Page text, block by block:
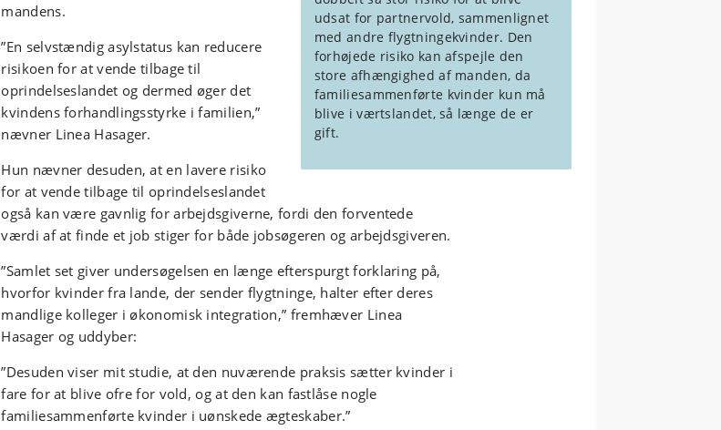
udsat for partnervold, sammenlignet
med andre flygtningekvinder. Den
forhøjede risiko kan afspejle den
store afhængighed af manden, da
familiesammenførte kvinder kun må
blive i værtslandet, så længe de er
gift.
mandens.
”En selvstændig asylstatus kan reducere
risikoen for at vende tilbage til
oprindelseslandet og dermed øger det
kvindens forhandlingsstyrke i familien,”
nævner Linea Hasager.
Hun nævner desuden, at en lavere risiko
for at vende tilbage til oprindelseslandet
også kan være gavnlig for arbejdsgiverne, fordi den forventede
værdi af at finde et job stiger for både jobsøgeren og arbejdsgiveren.
”Samlet set giver undersøgelsen en længe efterspurgt forklaring på,
hvorfor kvinder fra lande, der sender flygtninge, halter efter deres
mandlige kolleger i økonomisk integration,” fremhæver Linea
Hasager og uddyber:
”Desuden viser mit studie, at den nuværende praksis sætter kvinder i
fare for at blive ofre for vold, og at den kan fastlåse nogle
familiesammenførte kvinder i uønskede ægteskaber.”